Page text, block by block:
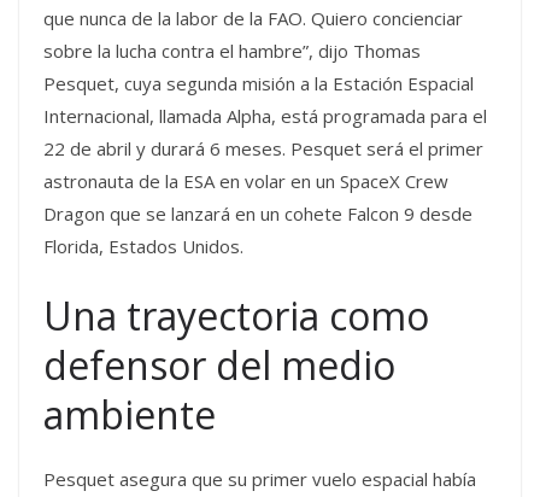
que nunca de la labor de la FAO. Quiero concienciar
sobre la lucha contra el hambre”, dijo Thomas
Pesquet, cuya segunda misión a la Estación Espacial
Internacional, llamada Alpha, está programada para el
22 de abril y durará 6 meses. Pesquet será el primer
astronauta de la ESA en volar en un SpaceX Crew
Dragon que se lanzará en un cohete Falcon 9 desde
Florida, Estados Unidos.
Una trayectoria como
defensor del medio
ambiente
Pesquet asegura que su primer vuelo espacial había